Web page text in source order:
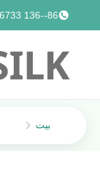
86--136 6733 2386
بيت